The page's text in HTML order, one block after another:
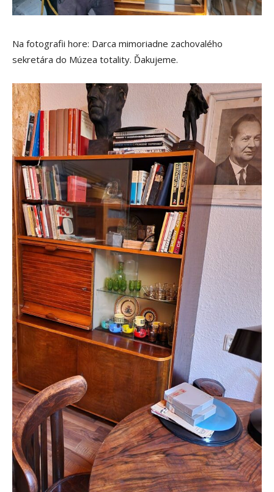
Na fotografii hore: Darca mimoriadne zachovalého
sekretára do Múzea totality. Ďakujeme.